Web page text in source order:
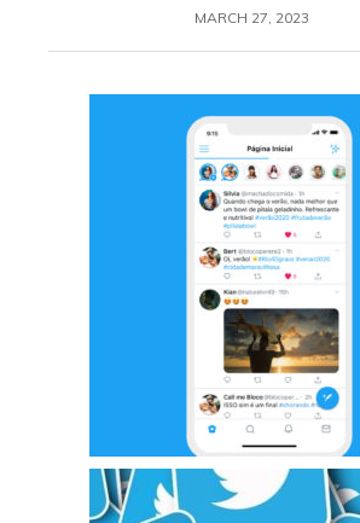
MARCH 27, 2023